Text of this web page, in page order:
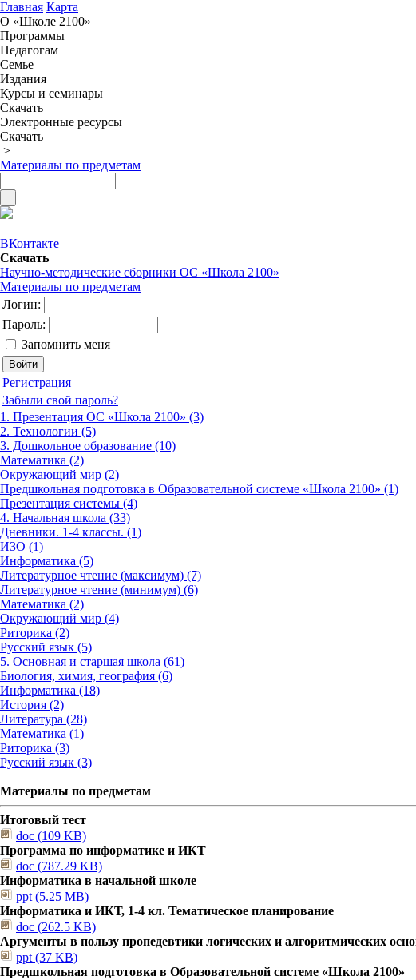
Главная Карта
О «Школе 2100»
Программы
Педагогам
Семье
Издания
Курсы и семинары
Скачать
Электронные ресурсы
Скачать
>
Материалы по предметам
ВКонтакте
Скачать
Научно-методические сборники ОС «Школа 2100»
Материалы по предметам
Логин:
Пароль:
Запомнить меня
Регистрация
Забыли свой пароль?
1. Презентация ОС «Школа 2100» (3)
2. Технологии (5)
3. Дошкольное образование (10)
Математика (2)
Окружающий мир (2)
Предшкольная подготовка в Образовательной системе «Школа 2100» (1)
Презентация системы (4)
4. Начальная школа (33)
Дневники. 1-4 классы. (1)
ИЗО (1)
Информатика (5)
Литературное чтение (максимум) (7)
Литературное чтение (минимум) (6)
Математика (2)
Окружающий мир (4)
Риторика (2)
Русский язык (5)
5. Основная и старшая школа (61)
Биология, химия, география (6)
Информатика (18)
История (2)
Литература (28)
Математика (1)
Риторика (3)
Русский язык (3)
Материалы по предметам
Итоговый тест
doc (109 KB)
Программа по информатике и ИКТ
doc (787.29 KB)
Информатика в начальной школе
ppt (5.25 MB)
Информатика и ИКТ, 1-4 кл. Тематическое планирование
doc (262.5 KB)
Аргументы в пользу пропедевтики логических и алгоритмических
ppt (37 KB)
Предшкольная подготовка в Образовательной системе «Школа 2100»